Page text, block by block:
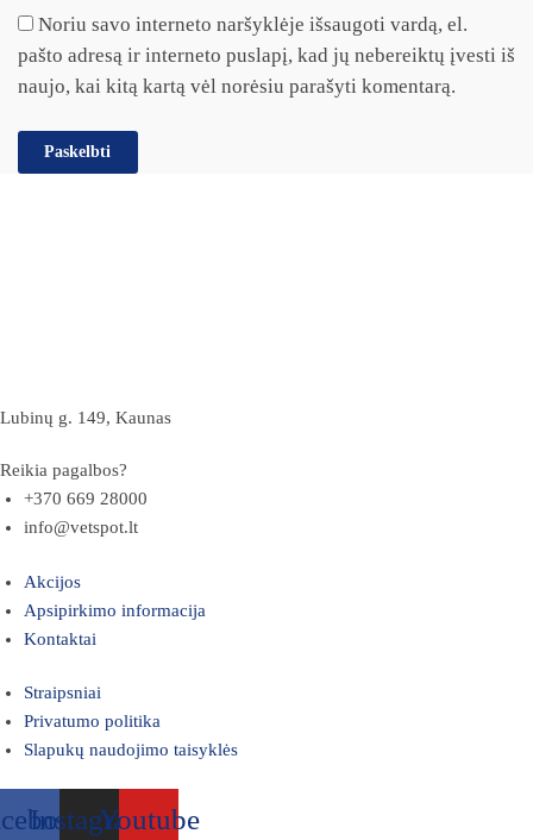
Noriu savo interneto naršyklėje išsaugoti vardą, el.
pašto adresą ir interneto puslapį, kad jų nebereiktų įvesti iš
naujo, kai kitą kartą vėl norėsiu parašyti komentarą.
Lubinų g. 149, Kaunas
Reikia pagalbos?
+370 669 28000
info@vetspot.lt
Akcijos
Apsipirkimo informacija
Kontaktai
Straipsniai
Privatumo politika
Slapukų naudojimo taisyklės
InstagramYoutube